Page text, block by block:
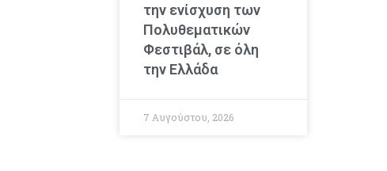
την ενίσχυση των
Πολυθεματικών
Φεστιβάλ, σε όλη
την Ελλάδα
7 Αυγούστου, 2026